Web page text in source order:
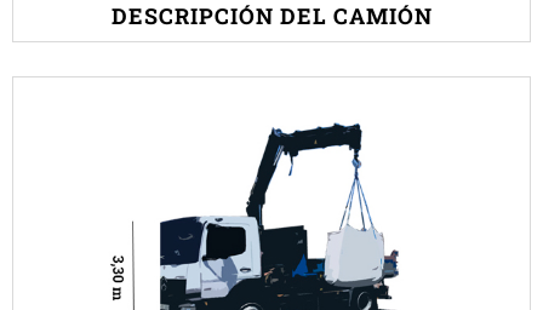
DESCRIPCIÓN DEL CAMIÓN